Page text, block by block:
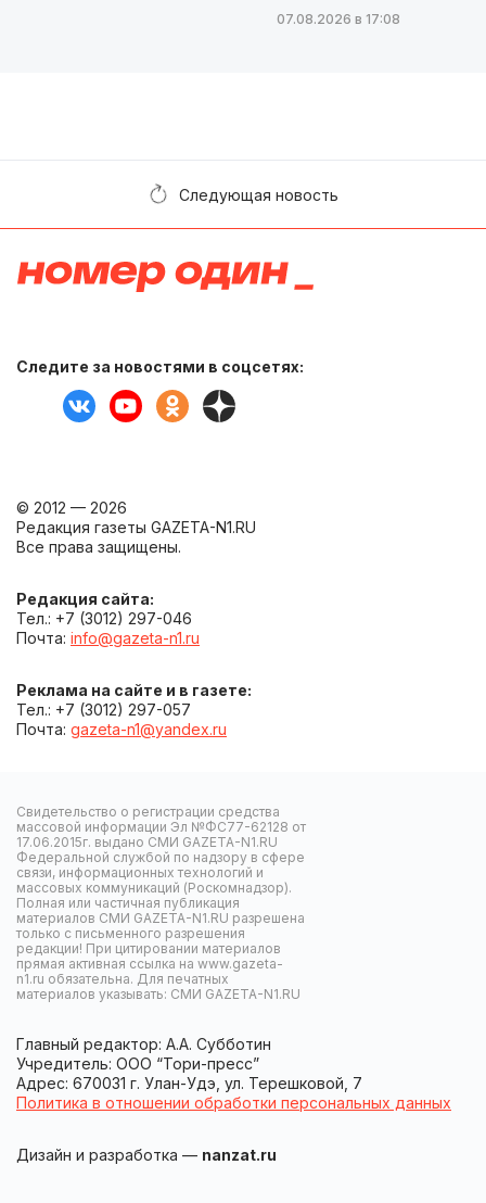
07.08.2026 в 17:08
Следующая новость
Следите за новостями в соцсетях:
© 2012 — 2026
Редакция газеты GAZETA-N1.RU
Все права защищены.
Редакция сайта:
Тел.: +7 (3012) 297-046
Почта: info@gazeta-n1.ru
Реклама на сайте и в газете:
Тел.: +7 (3012) 297-057
Почта: gazeta-n1@yandex.ru
Свидетельство о регистрации средства
массовой информации Эл №ФС77-62128 от
17.06.2015г. выдано СМИ GAZETA-N1.RU
Федеральной службой по надзору в сфере
связи, информационных технологий и
массовых коммуникаций (Роскомнадзор).
Полная или частичная публикация
материалов СМИ GAZETA-N1.RU разрешена
только с письменного разрешения
редакции! При цитировании материалов
прямая активная ссылка на www.gazeta-
n1.ru обязательна. Для печатных
материалов указывать: СМИ GAZETA-N1.RU
Главный редактор: А.А. Субботин
Учредитель: ООО “Тори-пресс”
Адрес: 670031 г. Улан-Удэ, ул. Терешковой, 7
Политика в отношении обработки персональных данных
Дизайн и разработка — nanzat.ru